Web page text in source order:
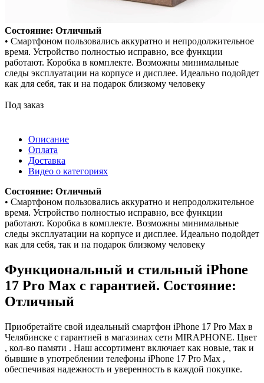
Состояние: Отличный
• Смартфоном пользовались аккуратно и непродолжительное
время. Устройство полностью исправно, все функции
работают. Коробка в комплекте. Возможны минимальные
следы эксплуатации на корпусе и дисплее. Идеально подойдет
как для себя, так и на подарок близкому человеку
Под заказ
Описание
Оплата
Доставка
Видео о категориях
Состояние: Отличный
• Смартфоном пользовались аккуратно и непродолжительное
время. Устройство полностью исправно, все функции
работают. Коробка в комплекте. Возможны минимальные
следы эксплуатации на корпусе и дисплее. Идеально подойдет
как для себя, так и на подарок близкому человеку
Функциональный и стильный iPhone
17 Pro Max с гарантией. Состояние:
Отличный
Приобретайте свой идеальный смартфон iPhone 17 Pro Max в
Челябинске с гарантией в магазинах сети MIRAPHONE. Цвет
, кол-во памяти . Наш ассортимент включает как новые, так и
бывшие в употреблении телефоны iPhone 17 Pro Max ,
обеспечивая надежность и уверенность в каждой покупке.